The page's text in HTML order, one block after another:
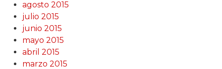
agosto 2015
julio 2015
junio 2015
mayo 2015
abril 2015
marzo 2015